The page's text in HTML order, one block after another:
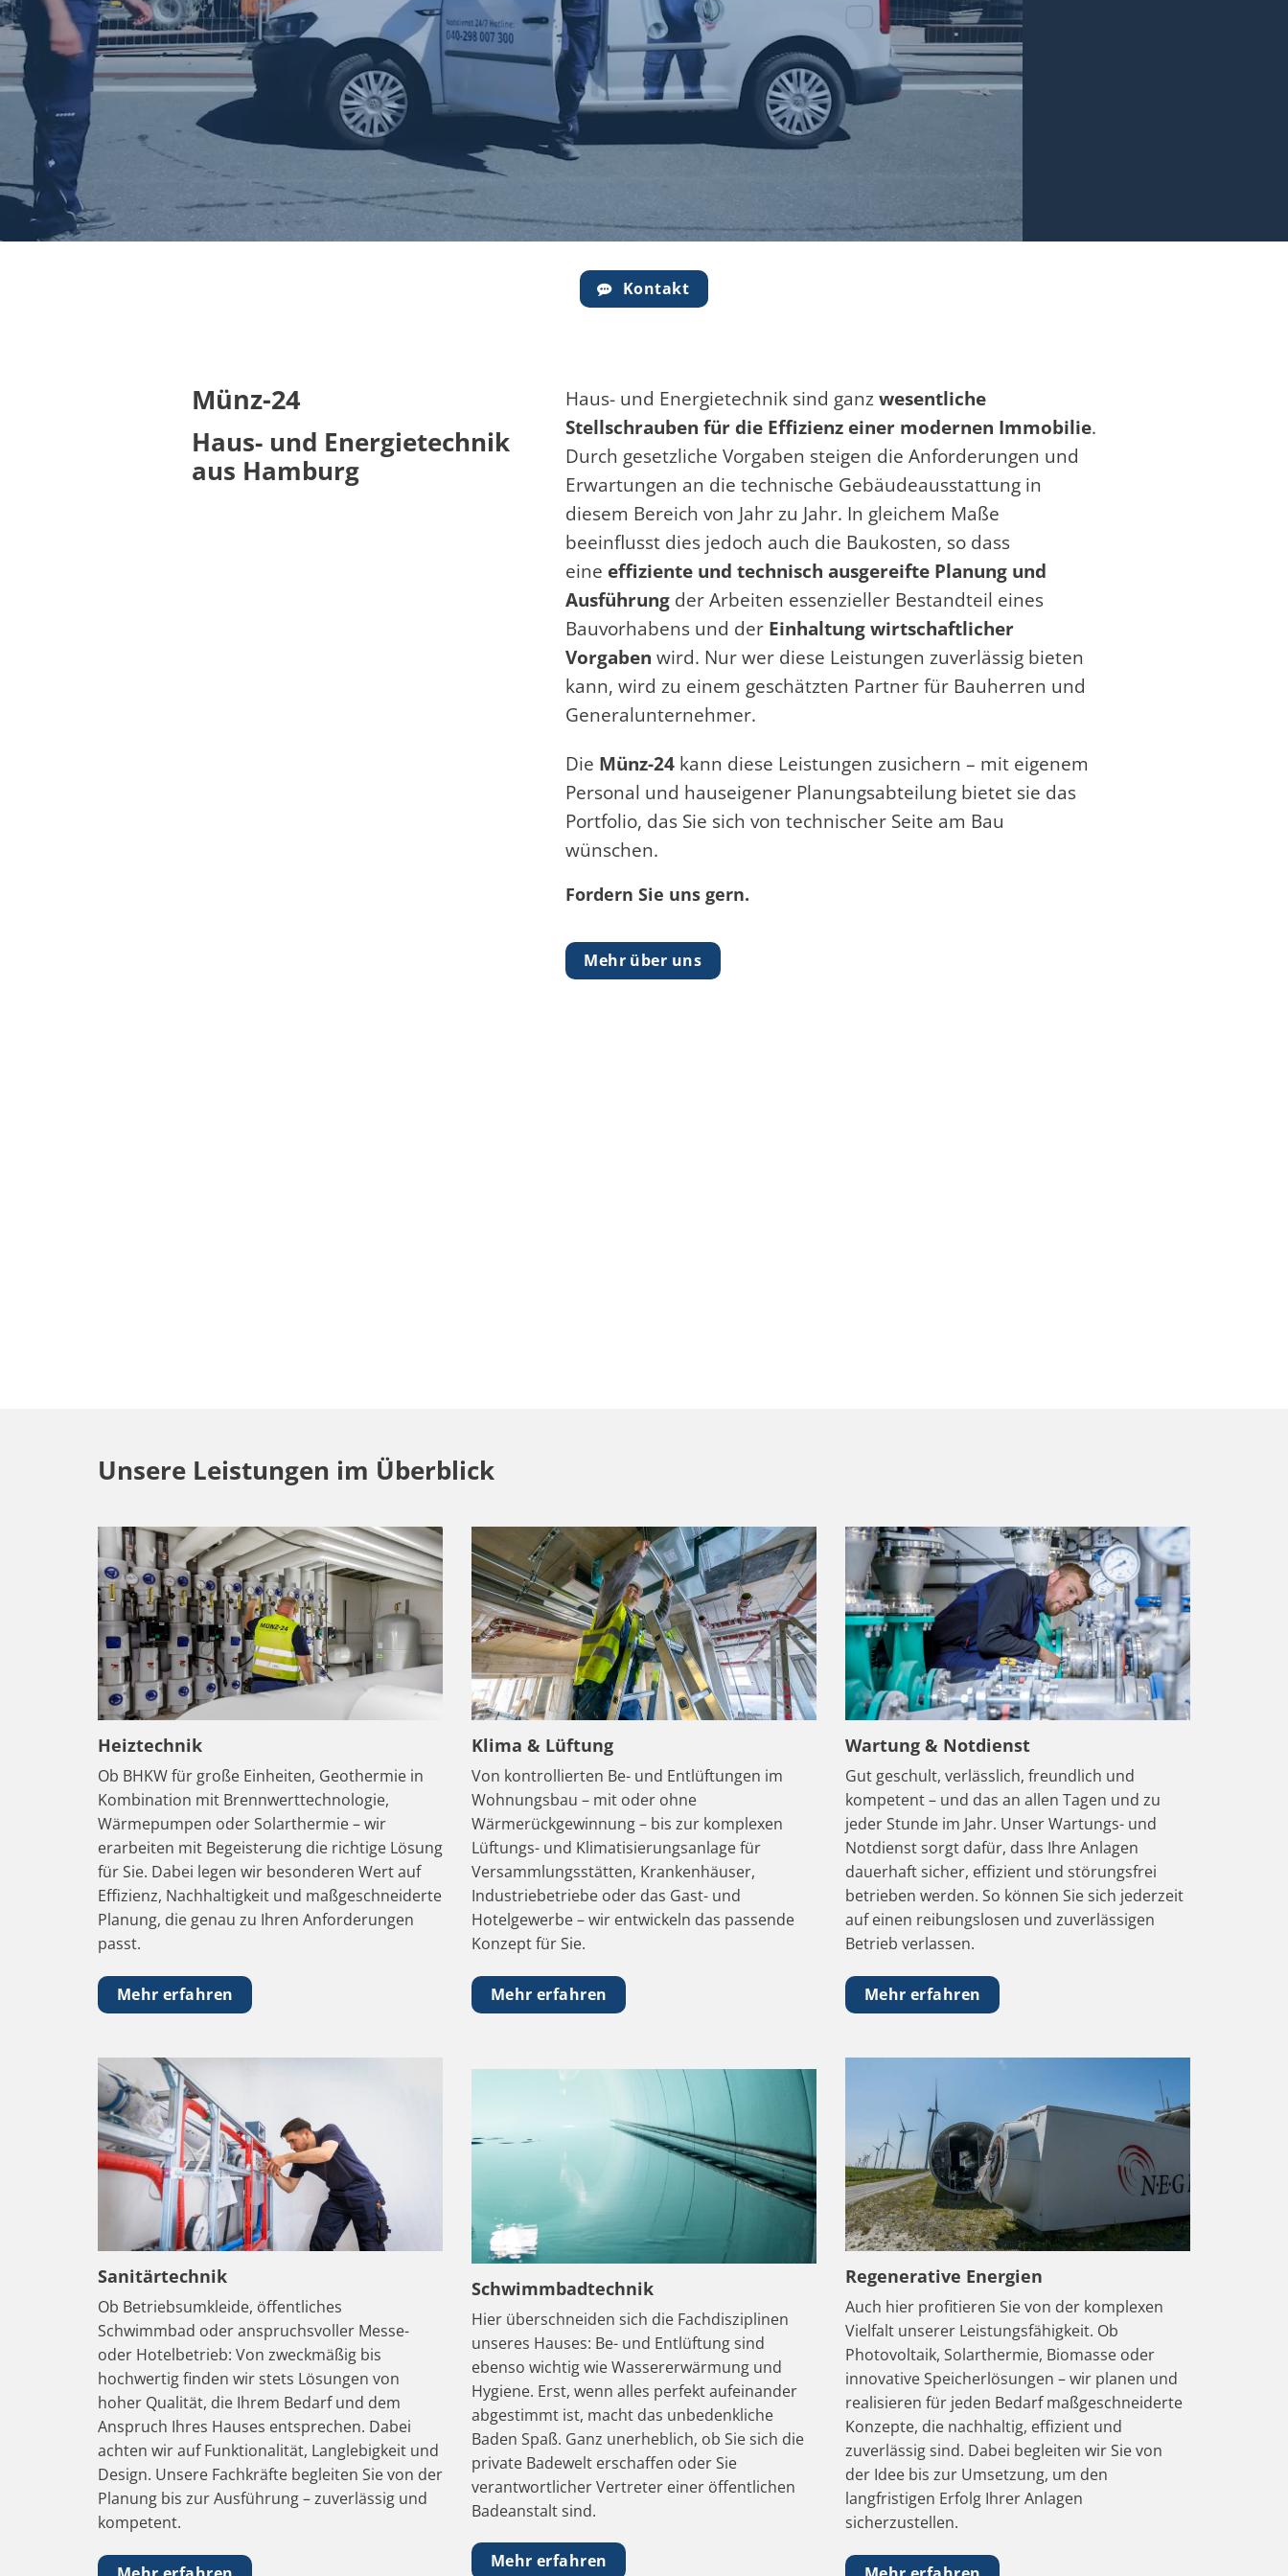
Kontakt
Münz-24
Haus- und Energietechnik
aus Hamburg
Haus- und Energietechnik sind ganzwesentliche
Stellschrauben für die Effizienz einer modernen Immobilie.
Durch gesetzliche Vorgaben steigen die Anforderungen und
Erwartungen an die technische Gebäudeausstattung in
diesem Bereich von Jahr zu Jahr. In gleichem Maße
beeinflusst dies jedoch auch die Baukosten, so dass
eine effiziente und technisch ausgereifte Planung und
Ausführungder Arbeiten essenzieller Bestandteil eines
Bauvorhabens und der Einhaltung wirtschaftlicher
Vorgaben wird. Nur wer diese Leistungen zuverlässig bieten
kann, wird zu einem geschätzten Partner für Bauherren und
Generalunternehmer.
Die Münz-24kann diese Leistungen zusichern – mit eigenem
Personal und hauseigener Planungsabteilung bietet sie das
Portfolio, das Sie sich von technischer Seite am Bau
wünschen.
Fordern Sie uns gern.
Mehr über uns
Unsere Leistungen im Überblick
Heiztechnik
Ob BHKW für große Einheiten, Geothermie in
Kombination mit Brennwerttechnologie,
Wärmepumpen oder Solarthermie – wir
erarbeiten mit Begeisterung die richtige Lösung
für Sie. Dabei legen wir besonderen Wert auf
Effizienz, Nachhaltigkeit und maßgeschneiderte
Planung, die genau zu Ihren Anforderungen
passt.
Mehr erfahren
Klima & Lüftung
Von kontrollierten Be- und Entlüftungen im
Wohnungsbau – mit oder ohne
Wärmerückgewinnung – bis zur komplexen
Lüftungs- und Klimatisierungsanlage für
Versammlungsstätten, Krankenhäuser,
Industriebetriebe oder das Gast- und
Hotelgewerbe – wir entwickeln das passende
Konzept für Sie.
Mehr erfahren
Wartung & Notdienst
Gut geschult, verlässlich, freundlich und
kompetent – und das an allen Tagen und zu
jeder Stunde im Jahr. Unser Wartungs- und
Notdienst sorgt dafür, dass Ihre Anlagen
dauerhaft sicher, effizient und störungsfrei
betrieben werden. So können Sie sich jederzeit
auf einen reibungslosen und zuverlässigen
Betrieb verlassen.
Mehr erfahren
Sanitärtechnik
Ob Betriebsumkleide, öffentliches
Schwimmbad oder anspruchsvoller Messe-
oder Hotelbetrieb: Von zweckmäßig bis
hochwertig finden wir stets Lösungen von
hoher Qualität, die Ihrem Bedarf und dem
Anspruch Ihres Hauses entsprechen. Dabei
achten wir auf Funktionalität, Langlebigkeit und
Design. Unsere Fachkräfte begleiten Sie von der
Planung bis zur Ausführung – zuverlässig und
kompetent.
Schwimmbadtechnik
Hier überschneiden sich die Fachdisziplinen
unseres Hauses: Be- und Entlüftung sind
ebenso wichtig wie Wassererwärmung und
Hygiene. Erst, wenn alles perfekt aufeinander
abgestimmt ist, macht das unbedenkliche
Baden Spaß. Ganz unerheblich, ob Sie sich die
private Badewelt erschaffen oder Sie
verantwortlicher Vertreter einer öffentlichen
Badeanstalt sind.
Mehr erfahren
Regenerative Energien
Auch hier profitieren Sie von der komplexen
Vielfalt unserer Leistungsfähigkeit. Ob
Photovoltaik, Solarthermie, Biomasse oder
innovative Speicherlösungen – wir planen und
realisieren für jeden Bedarf maßgeschneiderte
Konzepte, die nachhaltig, effizient und
zuverlässig sind. Dabei begleiten wir Sie von
der Idee bis zur Umsetzung, um den
langfristigen Erfolg Ihrer Anlagen
sicherzustellen.